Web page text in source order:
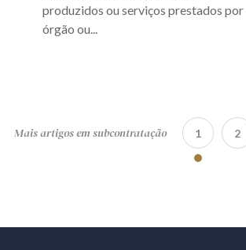
produzidos ou serviços prestados por
órgão ou...
Mais artigos em subcontratação 1 2